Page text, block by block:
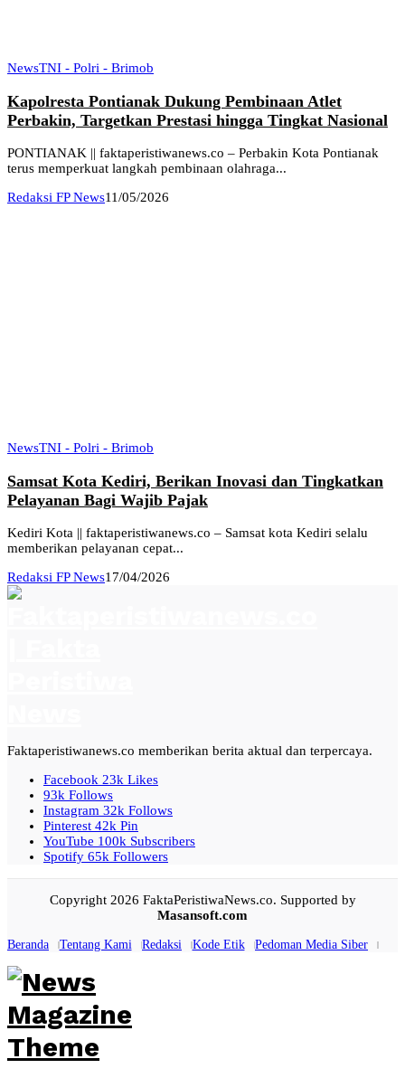
NewsTNI - Polri - Brimob
Kapolresta Pontianak Dukung Pembinaan Atlet
Perbakin, Targetkan Prestasi hingga Tingkat Nasional
PONTIANAK || faktaperistiwanews.co – Perbakin Kota Pontianak
terus memperkuat langkah pembinaan olahraga...
Redaksi FP News11/05/2026
NewsTNI - Polri - Brimob
Samsat Kota Kediri, Berikan Inovasi dan Tingkatkan
Pelayanan Bagi Wajib Pajak
Kediri Kota || faktaperistiwanews.co – Samsat kota Kediri selalu
memberikan pelayanan cepat...
Redaksi FP News17/04/2026
Faktaperistiwanews.co memberikan berita aktual dan terpercaya.
Facebook 23k Likes
93k Follows
Instagram 32k Follows
Pinterest 42k Pin
YouTube 100k Subscribers
Spotify 65k Followers
Copyright 2026 FaktaPeristiwaNews.co. Supported by
Masansoft.com
Beranda Tentang Kami Redaksi Kode Etik Pedoman Media Siber